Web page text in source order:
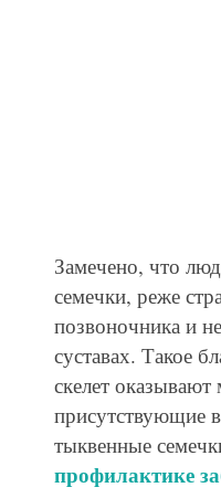
Замечено, что
семечки, реже
позвоночника и
суставах. Такое
скелет
присутствующие
тыквенные
профилактике